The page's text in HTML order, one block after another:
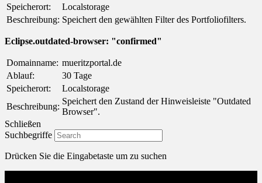
Speicherort:
Localstorage
Beschreibung: Speichert den gewählten Filter des Portfoliofilters.
Eclipse.outdated-browser: "confirmed"
Domainname: mueritzportal.de
Ablauf:
30 Tage
Speicherort:
Localstorage
Beschreibung:
Speichert den Zustand der Hinweisleiste "Outdated
Browser".
Schließen
Suchbegriffe
Drücken Sie die Eingabetaste um zu suchen